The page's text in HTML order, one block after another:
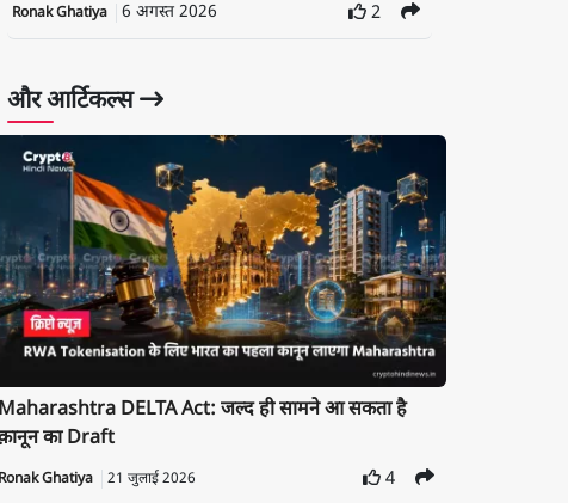
Ronak Ghatiya 6 अगस्त 2026 2
और आर्टिकल्स
Maharashtra DELTA Act: जल्द ही सामने आ सकता है
का Draft
Ronak Ghatiya 21 जुलाई 2026 4